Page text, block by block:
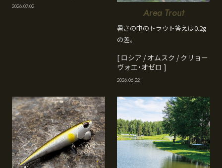
2026.07.02
Area Trout
暑さの中のトラウト答えは0.2g
の差。
[ ロシア / オムスク / クリョー
ヴォエ・オゼロ ]
2026.06.22